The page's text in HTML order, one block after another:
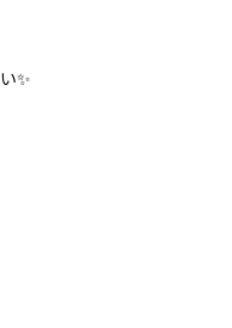
✨